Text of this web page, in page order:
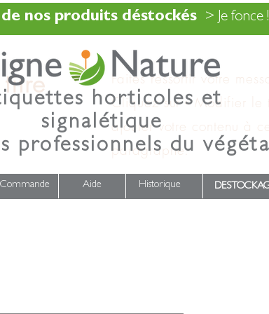
nos produits déstockés > Je fonce !
Faites ressortir votre
Cliquez sur « Modifier le
ajouter votre contenu à ce
paragraphe.
horticoles et
signalétique
professionnels du
Commande Aide Historique